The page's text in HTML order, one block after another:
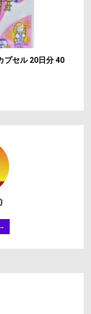
プセル 20日分 40